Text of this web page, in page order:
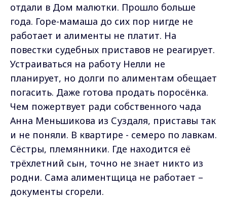
отдали в Дом малютки. Прошло больше
года. Горе-мамаша до сих пор нигде не
работает и алименты не платит. На
повестки судебных приставов не реагирует.
Устраиваться на работу Нелли не
планирует, но долги по алиментам обещает
погасить. Даже готова продать поросёнка.
Чем пожертвует ради собственного чада
Анна Меньшикова из Суздаля, приставы так
и не поняли. В квартире - семеро по лавкам.
Сёстры, племянники. Где находится её
трёхлетний сын, точно не знает никто из
родни. Сама алиментщица не работает –
документы сгорели.